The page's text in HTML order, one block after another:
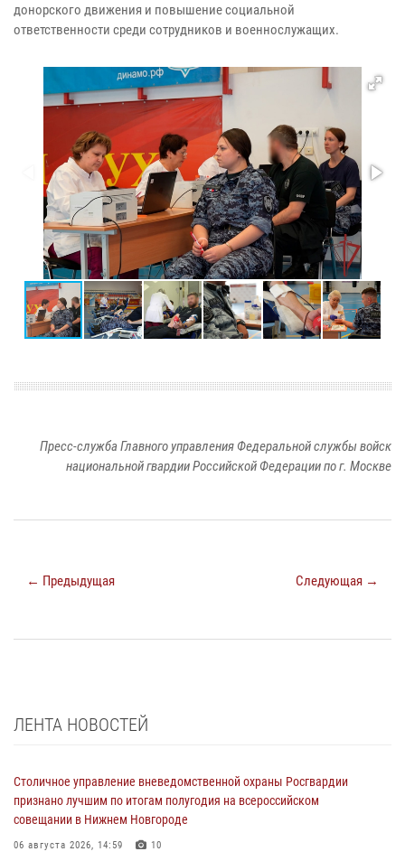
донорского движения и повышение социальной
ответственности среди сотрудников и военнослужащих.
Пресс-служба Главного управления Федеральной службы войск
национальной гвардии Российской Федерации по г. Москве
← Предыдущая Следующая →
ЛЕНТА НОВОСТЕЙ
Столичное управление вневедомственной охраны Росгвардии
признано лучшим по итогам полугодия на всероссийском
совещании в Нижнем Новгороде
06 августа 2026, 14:59 10